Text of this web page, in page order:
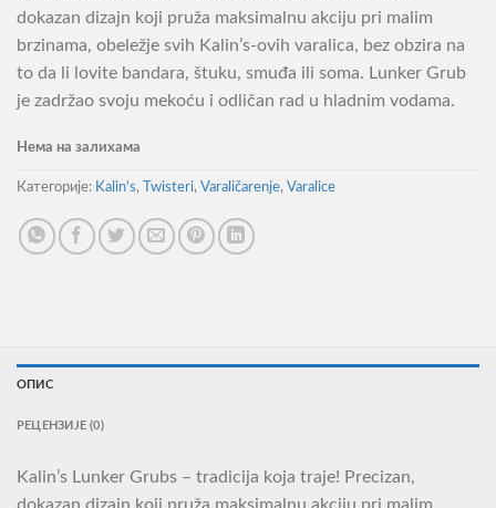
dokazan dizajn koji pruža maksimalnu akciju pri malim
brzinama, obeležje svih Kalin’s-ovih varalica, bez obzira na
to da li lovite bandara, štuku, smuđa ili soma. Lunker Grub
je zadržao svoju mekoću i odličan rad u hladnim vodama.
Нема на залихама
Категорије: Kalin's, Twisteri, Varaličarenje, Varalice
ОПИС
РЕЦЕНЗИЈЕ (0)
Kalin’s Lunker Grubs – tradicija koja traje! Precizan,